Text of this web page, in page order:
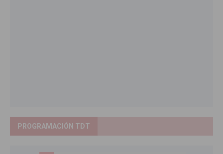
PROGRAMACIÓN TDT